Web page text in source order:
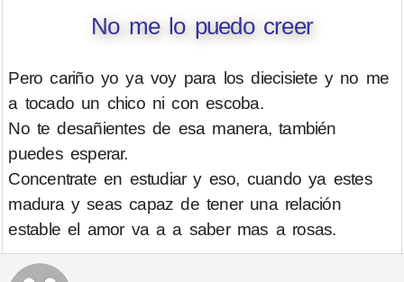
No me lo puedo creer
Pero cariño yo ya voy para los diecisiete y no me
a tocado un chico ni con escoba.
No te desañientes de esa manera, también
puedes esperar.
Concentrate en estudiar y eso, cuando ya estes
madura y seas capaz de tener una relación
estable el amor va a a saber mas a rosas.